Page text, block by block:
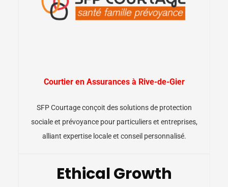
Courtier en Assurances à Rive-de-Gier
SFP Courtage conçoit des solutions de protection
sociale et prévoyance pour particuliers et entreprises,
alliant expertise locale et conseil personnalisé.
Ethical Growth